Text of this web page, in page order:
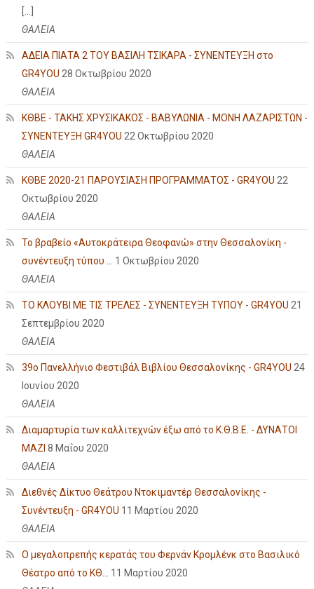
[…]
ΘΑΛΕΙΑ
ΑΔΕΙΑ ΠΙΑΤΑ 2 ΤΟΥ ΒΑΣΙΛΗ ΤΣΙΚΑΡΑ - ΣΥΝΕΝΤΕΥΞΗ στο
GR4YOU 28 Οκτωβρίου 2020
ΘΑΛΕΙΑ
ΚΘΒΕ - ΤΑΚΗΣ ΧΡΥΣΙΚΑΚΟΣ - ΒΑΒΥΛΩΝΙΑ - ΜΟΝΗ ΛΑΖΑΡΙΣΤΩΝ -
ΣΥΝΕΝΤΕΥΞΗ GR4YOU 22 Οκτωβρίου 2020
ΘΑΛΕΙΑ
ΚΘΒΕ 2020-21 ΠΑΡΟΥΣΙΑΣΗ ΠΡΟΓΡΑΜΜΑΤΟΣ - GR4YOU 22
Οκτωβρίου 2020
ΘΑΛΕΙΑ
Το βραβείο «Αυτοκράτειρα Θεοφανώ» στην Θεσσαλονίκη -
συνέντευξη τύπου ... 1 Οκτωβρίου 2020
ΘΑΛΕΙΑ
ΤΟ ΚΛΟΥΒΙ ΜΕ ΤΙΣ ΤΡΕΛΕΣ - ΣΥΝΕΝΤΕΥΞΗ ΤΥΠΟΥ - GR4YOU 21
Σεπτεμβρίου 2020
ΘΑΛΕΙΑ
39ο Πανελλήνιο Φεστιβάλ Βιβλίου Θεσσαλονίκης - GR4YOU 24
Ιουνίου 2020
ΘΑΛΕΙΑ
Διαμαρτυρία των καλλιτεχνών έξω από το Κ.Θ.Β.Ε. - ΔΥΝΑΤΟΙ
ΜΑΖΙ 8 Μαΐου 2020
ΘΑΛΕΙΑ
Διεθνές Δίκτυο Θεάτρου Ντοκιμαντέρ Θεσσαλονίκης -
Συνέντευξη - GR4YOU 11 Μαρτίου 2020
ΘΑΛΕΙΑ
Ο μεγαλοπρεπής κερατάς του Φερνάν Κρομλένκ στο Βασιλικό
Θέατρο από το ΚΘ... 11 Μαρτίου 2020